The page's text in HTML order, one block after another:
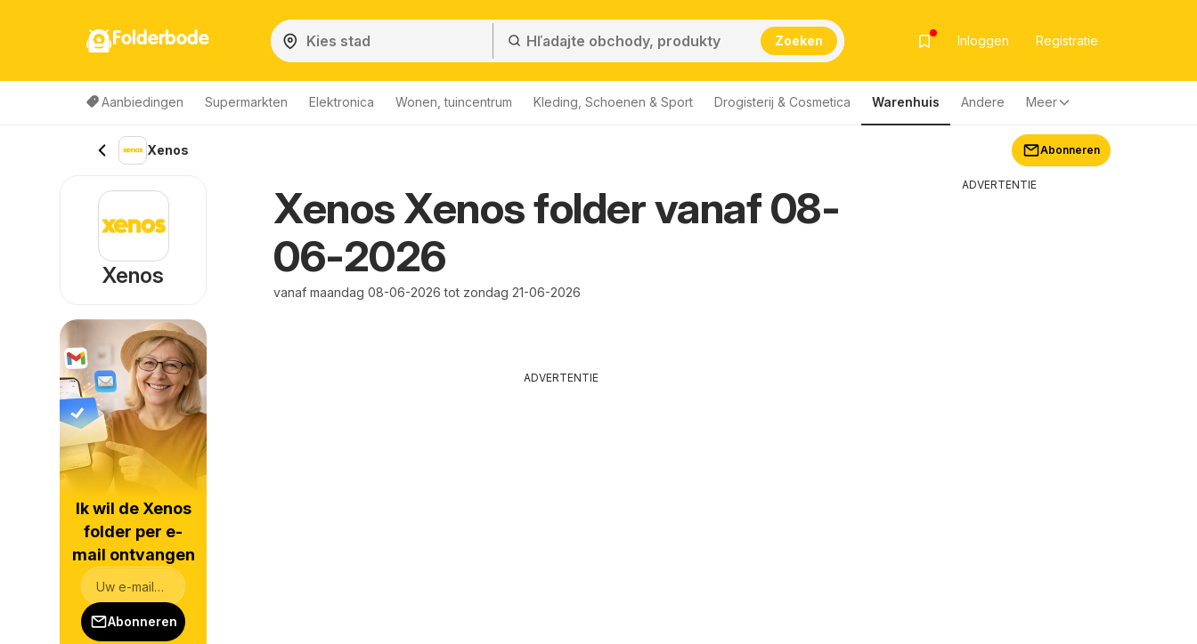
Folderbode Zoeken Inloggen Registratie
Aanbiedingen Supermarkten Elektronica Wonen, tuincentrum Kleding, Schoenen & Sport Drogisterij & Cosmetica Warenhuis Andere Meer
Xenos Abonneren
Xenos Xenos folder vanaf 08-
06-2026
vanaf maandag 08-06-2026 tot zondag 21-06-2026
ADVERTENTIE
Xenos
Ik wil de Xenos
folder per e-
mail ontvangen
Abonneren
ADVERTENTIE